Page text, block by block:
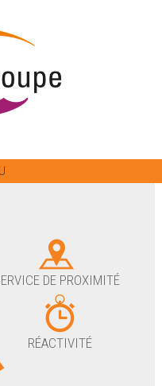
DE PROXIMITÉ
RÉACTIVITÉ